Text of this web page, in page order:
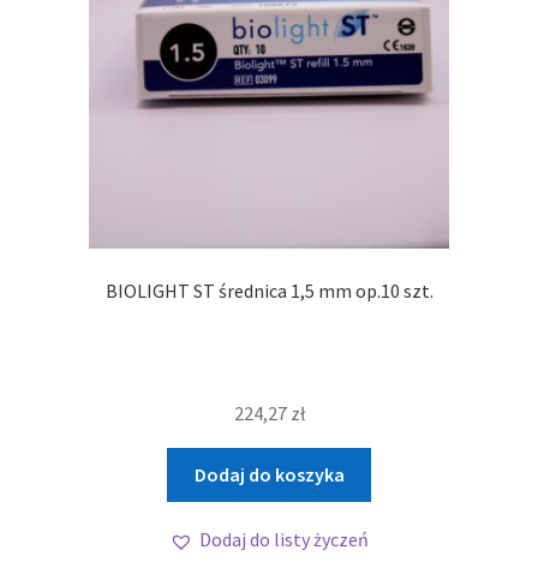
BIOLIGHT ST średnica 1,5 mm op.10 szt.
224,27 zł
Dodaj do koszyka
Dodaj do listy życzeń